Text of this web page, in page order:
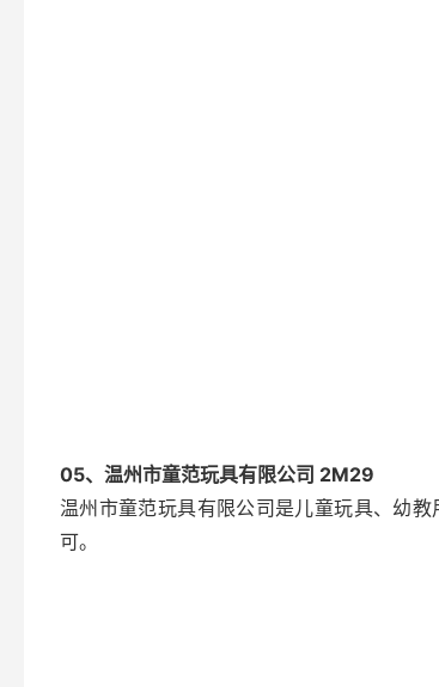
05、温州市童范玩具有限公司 2M29
温州市童范玩具有限公司是儿童玩具、幼
可。